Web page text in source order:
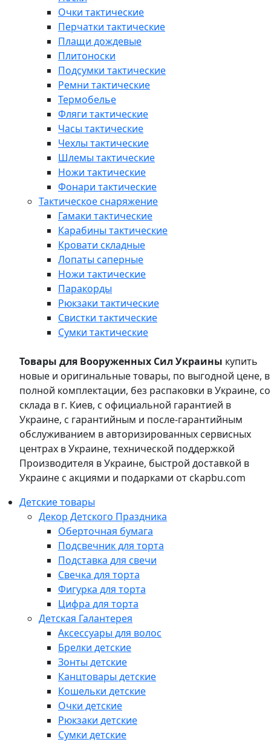
Очки тактические
Перчатки тактические
Плащи дождевые
Плитоноски
Подсумки тактические
Ремни тактические
Термобелье
Фляги тактические
Часы тактические
Чехлы тактические
Шлемы тактические
Ножи тактические
Фонари тактические
Тактическое снаряжение
Гамаки тактические
Карабины тактические
Кровати складные
Лопаты саперные
Ножи тактические
Паракорды
Рюкзаки тактические
Свистки тактические
Сумки тактические
Товары для Вооруженных Сил Украины купить
новые и оригинальные товары, по выгодной цене, в
полной комплектации, без распаковки в Украине, со
склада в г. Киев, с официальной гарантией в
Украине, с гарантийным и после-гарантийным
обслуживанием в авторизированных сервисных
центрах в Украине, технической поддержкой
Производителя в Украине, быстрой доставкой в
Украине с акциями и подарками от ckapbu.com
Детские товары
Декор Детского Праздника
Оберточная бумага
Подсвечник для торта
Подставка для свечи
Свечка для торта
Фигурка для торта
Цифра для торта
Детская Галантерея
Аксессуары для волос
Брелки детские
Зонты детские
Канцтовары детские
Кошельки детские
Очки детские
Рюкзаки детские
Сумки детские